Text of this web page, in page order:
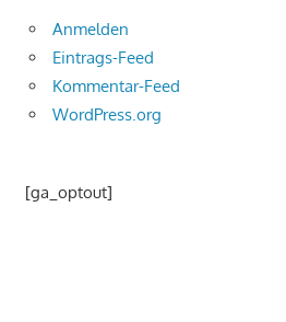
Anmelden
Eintrags-Feed
Kommentar-Feed
WordPress.org
[ga_optout]